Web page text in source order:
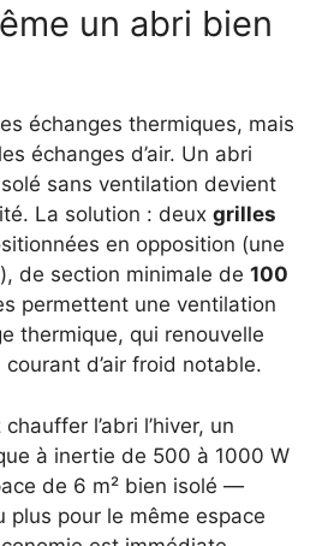
un abri bien
échanges thermiques, mais
échanges d’air. Un abri
sans ventilation devient
La solution : deux grilles
en opposition (une
de section minimale de 100
permettent une ventilation
thermique, qui renouvelle
courant d’air froid notable.
l’abri l’hiver, un
à inertie de 500 à 1000 W
de 6 m² bien isolé —
plus pour le même espace